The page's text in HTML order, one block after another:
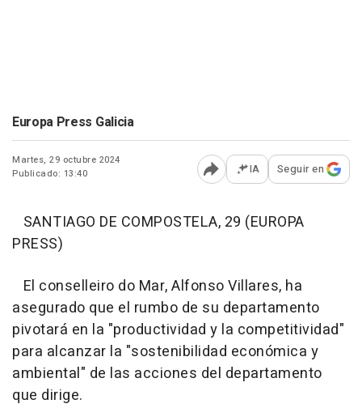
Europa Press Galicia
Martes, 29 octubre 2024
Publicado: 13:40
Abrir opciones para
IA Seguir en
SANTIAGO DE COMPOSTELA, 29 (EUROPA
PRESS)
El conselleiro do Mar, Alfonso Villares, ha
asegurado que el rumbo de su departamento
pivotará en la "productividad y la competitividad"
para alcanzar la "sostenibilidad económica y
ambiental" de las acciones del departamento
que dirige.